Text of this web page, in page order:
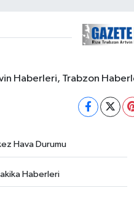
Haberleri, Trabzon
Hava Durumu
Haberleri